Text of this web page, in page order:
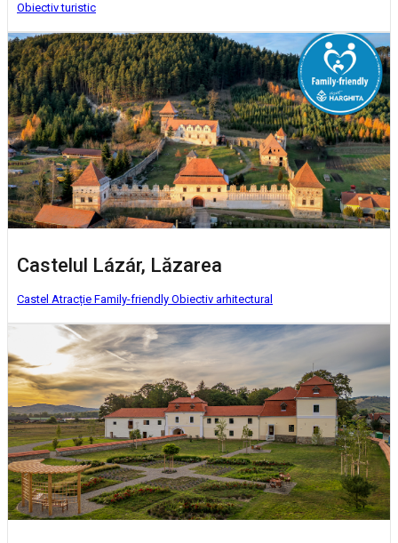
Obiectiv turistic
Castelul Lázár, Lăzarea
Castel Atracție Family-friendly Obiectiv arhitectural